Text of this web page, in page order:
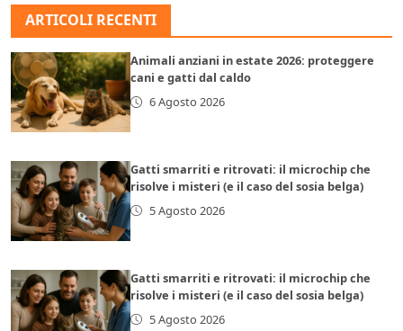
ARTICOLI RECENTI
Animali anziani in estate 2026: proteggere
cani e gatti dal caldo
6 Agosto 2026
Gatti smarriti e ritrovati: il microchip che
risolve i misteri (e il caso del sosia belga)
5 Agosto 2026
Gatti smarriti e ritrovati: il microchip che
risolve i misteri (e il caso del sosia belga)
5 Agosto 2026